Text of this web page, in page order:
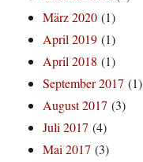
März 2020 (1)
April 2019 (1)
April 2018 (1)
September 2017 (1)
August 2017 (3)
Juli 2017 (4)
Mai 2017 (3)